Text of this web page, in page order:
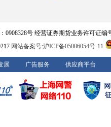
号 经营证券期货业务许可证编
网站备案号:沪ICP备05006054号-11
展 广告服务 供应商平台